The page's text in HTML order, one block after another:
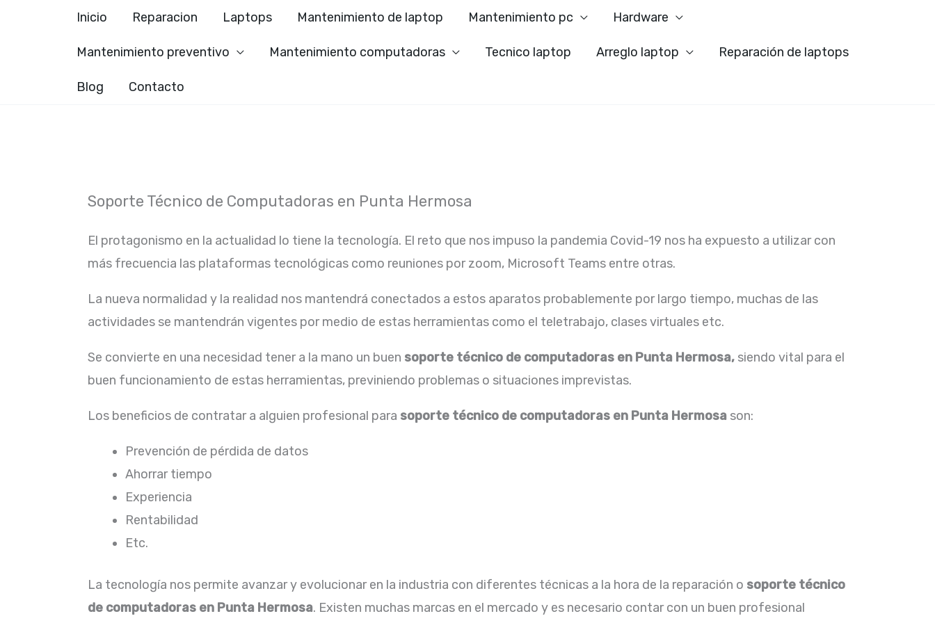
Inicio Reparacion Laptops Mantenimiento de laptop Mantenimiento pc Hardware
Mantenimiento preventivo Mantenimiento computadoras Tecnico laptop Arreglo laptop Reparación de laptops
Blog Contacto
Soporte Técnico de Computadoras en Punta Hermosa
El protagonismo en la actualidad lo tiene la tecnología. El reto que nos impuso la pandemia Covid-19 nos ha expuesto a utilizar con
más frecuencia las plataformas tecnológicas como reuniones por zoom, Microsoft Teams entre otras.
La nueva normalidad y la realidad nos mantendrá conectados a estos aparatos probablemente por largo tiempo, muchas de las
actividades se mantendrán vigentes por medio de estas herramientas como el teletrabajo, clases virtuales etc.
Se convierte en una necesidad tener a la mano un buen soporte técnico de computadoras en Punta Hermosa, siendo vital para el
buen funcionamiento de estas herramientas, previniendo problemas o situaciones imprevistas.
Los beneficios de contratar a alguien profesional para soporte técnico de computadoras en Punta Hermosa son:
Prevención de pérdida de datos
Ahorrar tiempo
Experiencia
Rentabilidad
Etc.
La tecnología nos permite avanzar y evolucionar en la industria con diferentes técnicas a la hora de la reparación o soporte técnico
de computadoras en Punta Hermosa. Existen muchas marcas en el mercado y es necesario contar con un buen profesional